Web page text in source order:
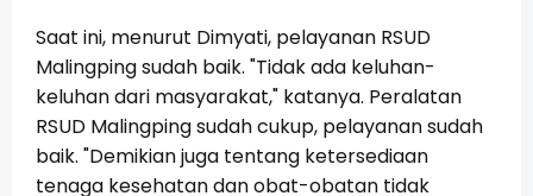
Saat ini, menurut Dimyati, pelayanan RSUD
Malingping sudah baik. "Tidak ada keluhan-
keluhan dari masyarakat," katanya. Peralatan
RSUD Malingping sudah cukup, pelayanan sudah
baik. "Demikian juga tentang ketersediaan
tenaga kesehatan dan obat-obatan tidak